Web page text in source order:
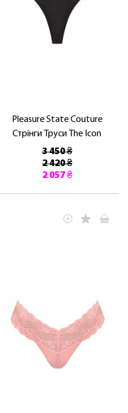
Pleasure State Couture
Стрінги Труси The Icon
3 450 ₴
2 420 ₴
2 057 ₴